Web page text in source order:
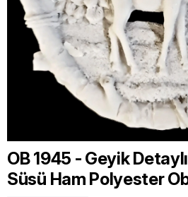
OB 1945 - Geyik
Süsü Ham Polyester